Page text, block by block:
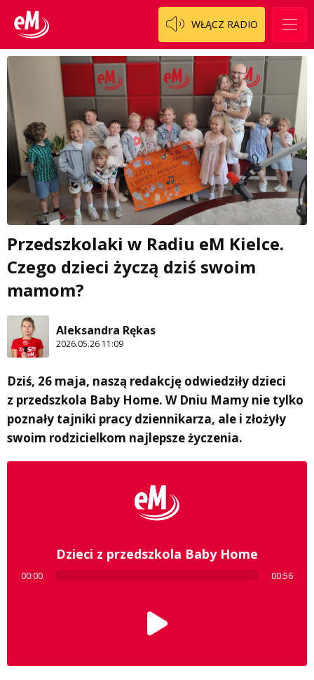
WŁĄCZ RADIO
Przedszkolaki w Radiu eM Kielce.
Czego dzieci życzą dziś swoim
mamom?
Aleksandra Rękas
2026.05.26 11:09
Dziś, 26 maja, naszą redakcję odwiedziły dzieci
z przedszkola Baby Home. W Dniu Mamy nie tylko
poznały tajniki pracy dziennikarza, ale i złożyły
swoim rodzicielkom najlepsze życzenia.
Dzieci z przedszkola Baby Home
00:00 00:56